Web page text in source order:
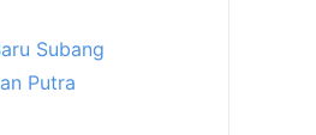
Subang
Putra